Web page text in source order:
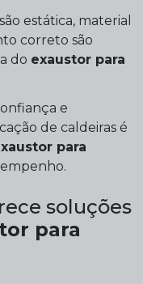
estática, material
correto são
do exaustor para
e
de caldeiras é
para
soluções
para